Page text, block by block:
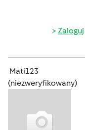
Zaloguj
Mati123
(niezweryfikowany)